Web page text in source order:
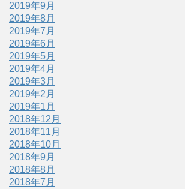
2019年9月
2019年8月
2019年7月
2019年6月
2019年5月
2019年4月
2019年3月
2019年2月
2019年1月
2018年12月
2018年11月
2018年10月
2018年9月
2018年8月
2018年7月